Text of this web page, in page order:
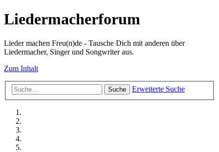
Liedermacherforum
Lieder machen Freu(n)de - Tausche Dich mit anderen über
Liedermacher, Singer und Songwriter aus.
Zum Inhalt
Suche Erweiterte Suche